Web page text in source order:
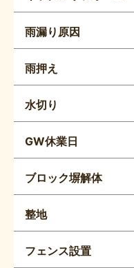
雨漏り原因
雨押え
水切り
GW休業日
ブロック塀解体
整地
フェンス設置